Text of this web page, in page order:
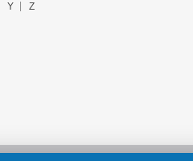
Y
Z